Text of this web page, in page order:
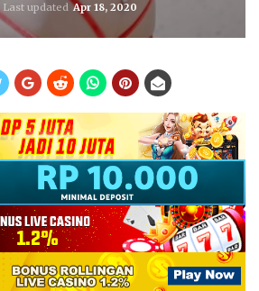
Last updated Apr 18, 2020